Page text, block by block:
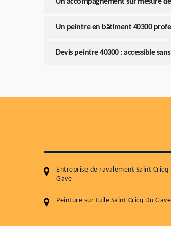
Un peintre en bâtiment 40300
Devis peintre 40300 : accessible
Entreprise de ravalement Saint Cricq
Gave
Peinture sur tuile Saint Cricq Du Gave